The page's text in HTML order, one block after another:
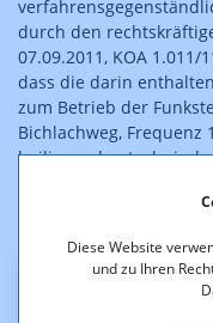
Diese Website
und zu Ihren
durch den
07.09.2011, KOA
dass die darin
zum Betrieb der
Bichlachweg, Frequenz
beiliegenden